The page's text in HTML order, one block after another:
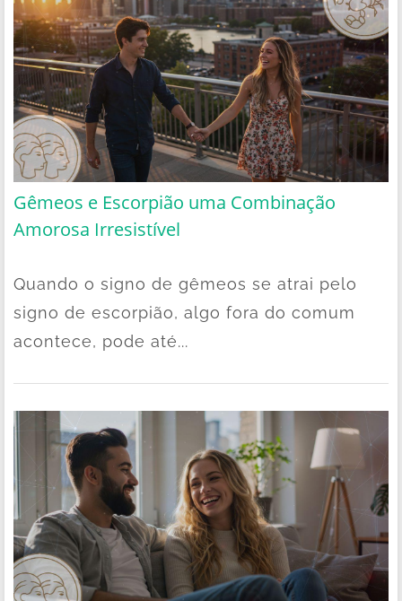
Gêmeos e Escorpião uma Combinação
Amorosa Irresistível
Quando o signo de gêmeos se atrai pelo
signo de escorpião, algo fora do comum
acontece, pode até...